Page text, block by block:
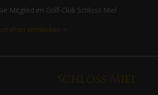
Mitglied im Golf-Club Schloss Miel
entdecken >
Schloss Miel